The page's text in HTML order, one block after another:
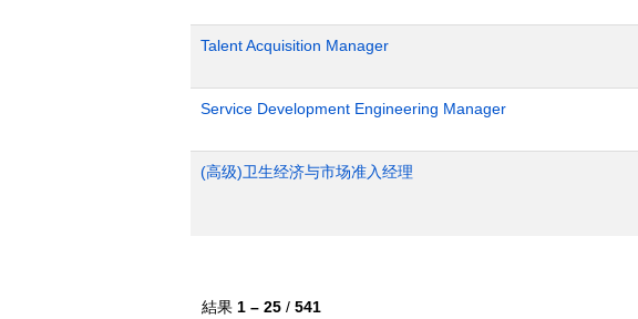
Talent Acquisition Manager
Service Development Engineering Manager
(高级)卫生经济与市场准入经理
結果 1 – 25 / 541